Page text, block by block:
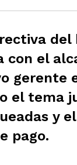
del
con el
gerente
el tema
y
pago.